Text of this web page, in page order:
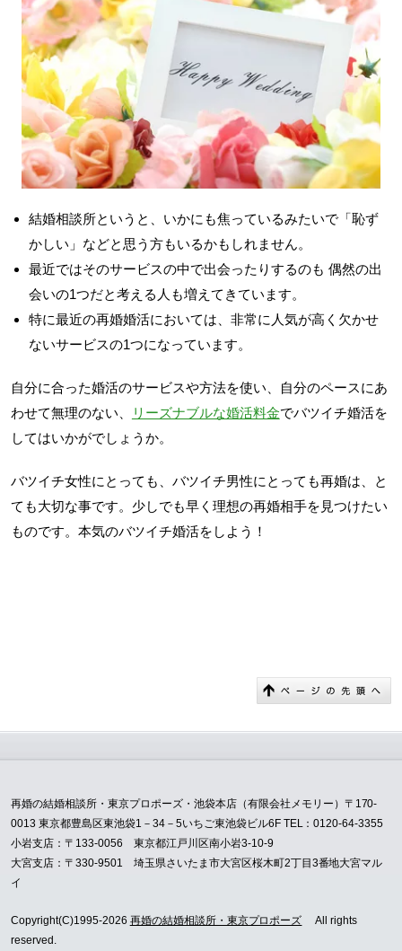
結婚相談所というと、いかにも焦っているみたいで「恥ず
かしい」などと思う方もいるかもしれません。
最近ではそのサービスの中で出会ったりするのも 偶然の出
会いの1つだと考える人も増えてきています。
特に最近の再婚婚活においては、非常に人気が高く欠かせ
ないサービスの1つになっています。
自分に合った婚活のサービスや方法を使い、自分のペースにあ
わせて無理のない、
リーズナブルな婚活料金でバツイチ婚活を
してはいかがでしょうか。
バツイチ女性にとっても、バツイチ男性にとっても再婚は、と
ても大切な事です。少しでも早く理想の再婚相手を見つけたい
ものです。本気のバツイチ婚活をしよう！
再婚の結婚相談所・東京プロポーズ・池袋本店（有限会社メモリー）〒170-
0013 東京都豊島区東池袋1－34－5いちご東池袋ビル6F TEL：0120-64-3355
小岩支店：〒133-0056 東京都江戸川区南小岩3-10-9
大宮支店：〒330-9501 埼玉県さいたま市大宮区桜木町2丁目3番地大宮マル
イ
Copyright(C)1995-2026 再婚の結婚相談所・東京プロポーズ All rights
reserved.